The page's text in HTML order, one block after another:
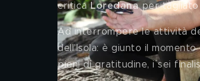
critica Loredana per tagliato
Ad interrompere le attività
dell’Isola: è giunto il
pieni di gratitudine, i sei